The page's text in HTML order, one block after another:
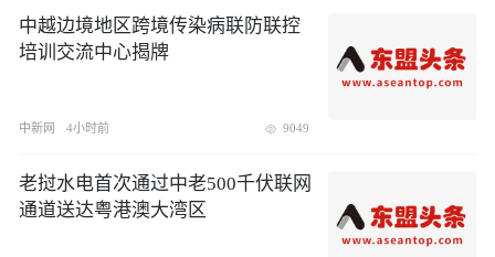
中越边境地区跨境传染病联防联控
培训交流中心揭牌
中新网 4小时前 9049
老挝水电首次通过中老500千伏联网
通道送达粤港澳大湾区